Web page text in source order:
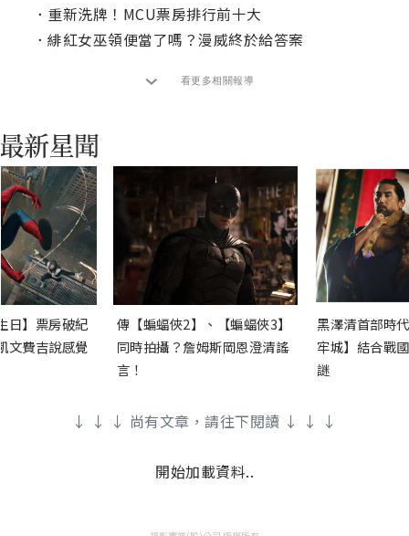
． 重新洗牌！MCU票房排行前十大
． 緋紅女巫領便當了嗎？漫威終於給答案
看更多相關報導
日】票房破紀
文費吉說感覺
傳【蝙蝠俠2】、【蝙蝠俠3】
同時拍攝？詹姆斯岡恩澄清謠
言！
黑澤清首部時
牢城】結合戰
謎
↓ ↓ ↓ 尚有文章，請往下閱讀 ↓ ↓ ↓
開始加載資料..